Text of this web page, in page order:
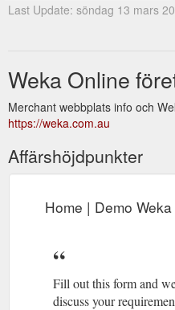
Last Update: söndag 13 mars
Weka Online
Merchant webbplats info och
https://weka.com.au
Affärshöjdpunkter
Home | Demo
Fill out this form and
discuss your